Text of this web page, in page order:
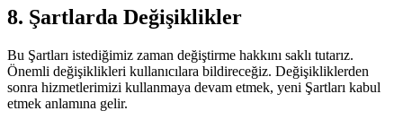
8. Şartlarda Değişiklikler
Bu Şartları istediğimiz zaman değiştirme hakkını saklı tutarız.
Önemli değişiklikleri kullanıcılara bildireceğiz. Değişikliklerden
sonra hizmetlerimizi kullanmaya devam etmek, yeni Şartları kabul
etmek anlamına gelir.